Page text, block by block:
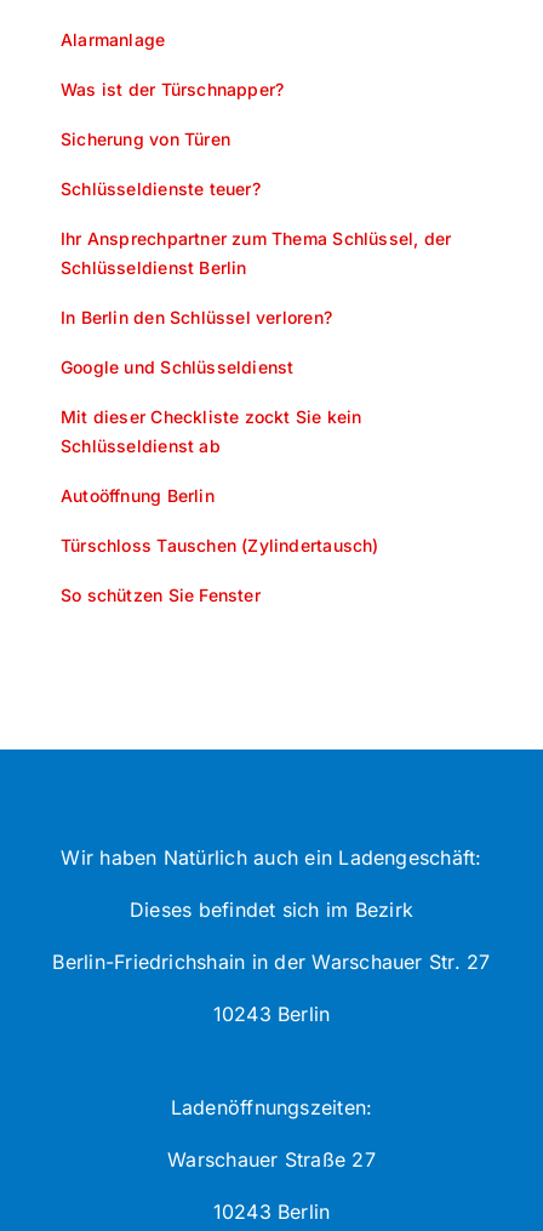
Alarmanlage
Was ist der Türschnapper?
Sicherung von Türen
Schlüsseldienste teuer?
Ihr Ansprechpartner zum Thema Schlüssel, der
Schlüsseldienst Berlin
In Berlin den Schlüssel verloren?
Google und Schlüsseldienst
Mit dieser Checkliste zockt Sie kein
Schlüsseldienst ab
Autoöffnung Berlin
Türschloss Tauschen (Zylindertausch)
So schützen Sie Fenster
Wir haben Natürlich auch ein Ladengeschäft:
Dieses befindet sich im Bezirk
Berlin-Friedrichshain in der Warschauer Str. 27
10243 Berlin
Ladenöffnungszeiten:
Warschauer Straße 27
10243 Berlin